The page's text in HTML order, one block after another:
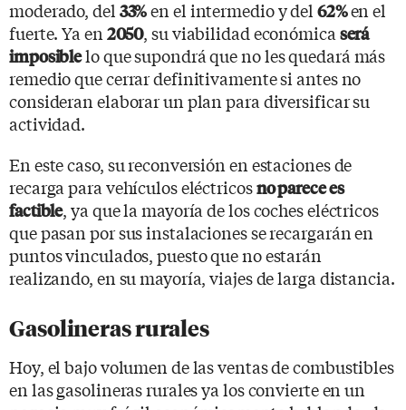
moderado, del 33%en el intermedio y del 62%en el
fuerte. Ya en 2050, su viabilidad económica será
imposiblelo que supondrá que no les quedará más
remedio que cerrar definitivamente si antes no
consideran elaborar un plan para diversificar su
actividad.
En este caso, su reconversión en estaciones de
recarga para vehículos eléctricosno parece es
factible, ya que la mayoría de los coches eléctricos
que pasan por sus instalaciones se recargarán en
puntos vinculados, puesto que no estarán
realizando, en su mayoría, viajes de larga distancia.
Gasolineras rurales
Hoy, el bajo volumen de las ventas de combustibles
en las gasolineras rurales ya los convierte en un